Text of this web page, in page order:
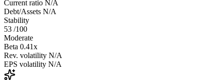
Current ratio N/A
Debt/Assets N/A
Stability
53 /100
Moderate
Beta 0.41x
Rev. volatility N/A
EPS volatility N/A